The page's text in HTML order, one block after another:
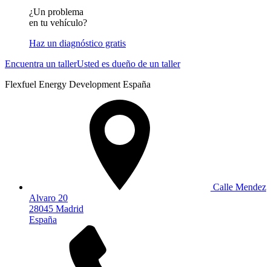
¿Un problema
en tu vehículo?
Haz un diagnóstico gratis
Encuentra un tallerUsted es dueño de un taller
Flexfuel Energy Development España
Calle Mendez
Alvaro 20
28045 Madrid
España